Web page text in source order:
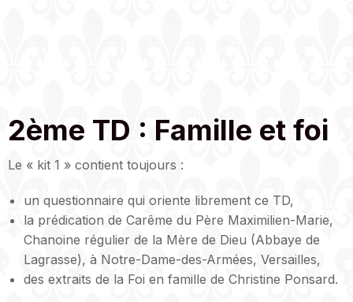
2ème TD : Famille et foi
Le « kit 1 » contient toujours :
un questionnaire qui oriente librement ce TD,
la prédication de Carême du Père Maximilien-Marie,
Chanoine régulier de la Mère de Dieu (Abbaye de
Lagrasse), à Notre-Dame-des-Armées, Versailles,
des extraits de la Foi en famille de Christine Ponsard.